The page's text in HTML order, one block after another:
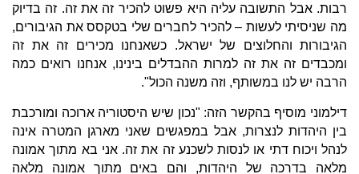
רבות. אבל התשובה עליה היא פשוט להכיר זה את זה. זה בדיוק
מה שניסיתי לעשות – להכיר לחברים שלי בטקסס את הגיבורים,
הגיבורות והחלוצים של ישראל. כשאנחנו מכירים זה את זה
ומכבדים זה את זה למרות ההבדלים בינינו, אנחנו רואים כמה
הרבה יש לנו במשותף, וזה משנה הכול".
דילמוני מוסיף בהקשר הזה: "נכון שיש היסטוריה ארוכה ומורכבת
בין היהדות לנצרות, אבל במפגשים שאני מארגן המטרה אינה
לנהל ויכוח דתי או לנסות לשכנע זה את זה. אני בא מתוך אמונה
מלאה בדרכה של היהדות, והם באים מתוך אמונה מלאה